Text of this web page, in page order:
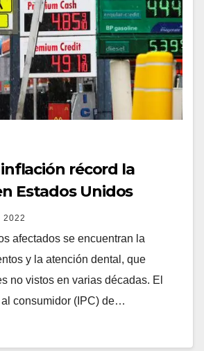
récord la
Estados Unidos
2022
afectados se encuentran la
y la atención dental, que
no vistos en varias décadas. El
consumidor (IPC) de…